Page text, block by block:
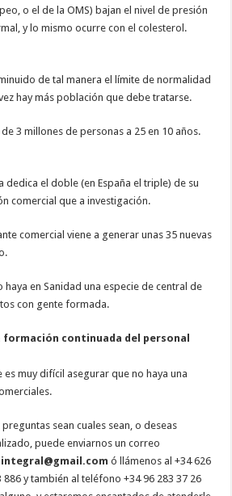
o el de la OMS) bajan el nivel de presión
y lo mismo ocurre con el colesterol.
de tal manera el límite de normalidad
hay más población que debe tratarse.
de 3 millones de personas a 25 en 10 años.
dedica el doble (en España el triple) de su
comercial que a investigación.
comercial viene a generar unas 35 nuevas
en Sanidad una especie de central de
con gente formada.
formación continuada del personal
muy difícil asegurar que no haya una
sean cuales sean, o deseas
puede enviarnos un correo
ó llámenos al +34 626
886 y también al teléfono +34 96 283 37 26